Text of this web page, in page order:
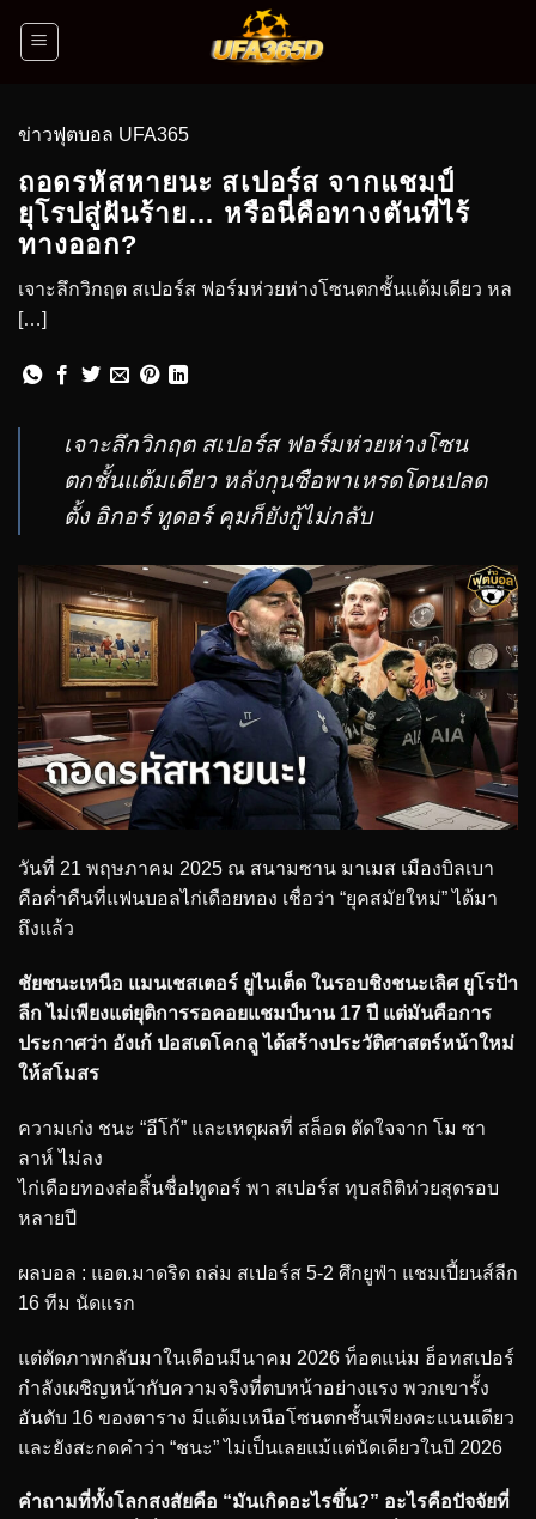
ข่าวฟุตบอล UFA365
ถอดรหัสหายนะ สเปอร์ส จากแชมป์
ยุโรปสู่ฝันร้าย… หรือนี่คือทางตันที่ไร้
ทางออก?
เจาะลึกวิกฤต สเปอร์ส ฟอร์มห่วยห่างโซนตกชั้นแต้มเดียว หล
[…]
เจาะลึกวิกฤต สเปอร์ส ฟอร์มห่วยห่างโซน
ตกชั้นแต้มเดียว หลังกุนซือพาเหรดโดนปลด
ตั้ง อิกอร์ ทูดอร์ คุมก็ยังกู้ไม่กลับ
วันที่ 21 พฤษภาคม 2025 ณ สนามซาน มาเมส เมืองบิลเบา
คือค่ำคืนที่แฟนบอลไก่เดือยทอง เชื่อว่า “ยุคสมัยใหม่” ได้มา
ถึงแล้ว
ชัยชนะเหนือ แมนเชสเตอร์ ยูไนเต็ด ในรอบชิงชนะเลิศ ยูโรป้า
ลีก ไม่เพียงแต่ยุติการรอคอยแชมป์นาน 17 ปี แต่มันคือการ
ประกาศว่า อังเก้ ปอสเตโคกลู ได้สร้างประวัติศาสตร์หน้าใหม่
ให้สโมสร
ความเก่ง ชนะ “อีโก้” และเหตุผลที่ สล็อต ตัดใจจาก โม ซา
ลาห์ ไม่ลง
ไก่เดือยทองส่อสิ้นชื่อ!ทูดอร์ พา สเปอร์ส ทุบสถิติห่วยสุดรอบ
หลายปี
ผลบอล : แอต.มาดริด ถล่ม สเปอร์ส 5-2 ศึกยูฟ่า แชมเปี้ยนส์ลีก
16 ทีม นัดแรก
แต่ตัดภาพกลับมาในเดือนมีนาคม 2026 ท็อตแน่ม ฮ็อทสเปอร์
กำลังเผชิญหน้ากับความจริงที่ตบหน้าอย่างแรง พวกเขารั้ง
อันดับ 16 ของตาราง มีแต้มเหนือโซนตกชั้นเพียงคะแนนเดียว
และยังสะกดคำว่า “ชนะ” ไม่เป็นเลยแม้แต่นัดเดียวในปี 2026
คำถามที่ทั้งโลกสงสัยคือ “มันเกิดอะไรขึ้น?” อะไรคือปัจจัยที่